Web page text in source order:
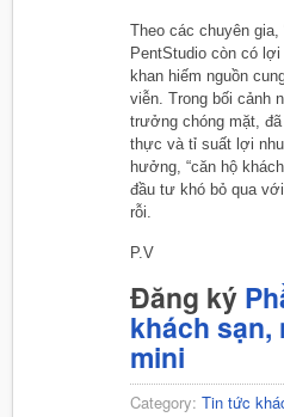
Theo các chuyên gia,
PentStudio còn có
khan hiếm nguồn
viễn. Trong bối cảnh
trưởng chóng mặt,
thực và tỉ suất lợi
hưởng, “căn hộ
đầu tư khó bỏ qua
rỗi.
P.V
Đăng ký
khách sạn,
mini
Category: Tin tức